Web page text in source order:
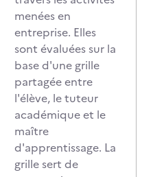
menées en
entreprise. Elles
sont évaluées sur la
base d'une grille
partagée entre
l'élève, le tuteur
académique et le
maître
d'apprentissage. La
grille sert de